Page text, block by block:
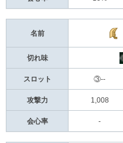
名前
切れ味
スロット ③--
攻撃力 1,008
会心率 -